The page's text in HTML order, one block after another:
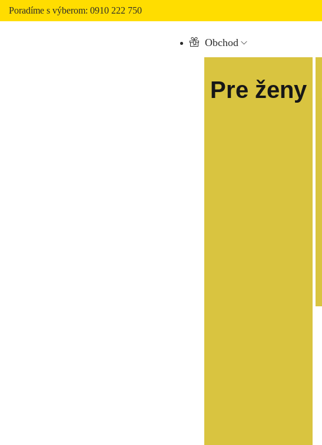
Poradíme s výberom: 0910 222 750
Obchod
Pre ženy